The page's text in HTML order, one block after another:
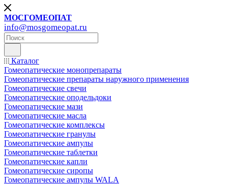
МОСГОМЕОПАТ
info@mosgomeopat.ru
Каталог
Гомеопатические монопрепараты
Гомеопатические препараты наружного применения
Гомеопатические свечи
Гомеопатические оподельдоки
Гомеопатические мази
Гомеопатические масла
Гомеопатические комплексы
Гомеопатические гранулы
Гомеопатические ампулы
Гомеопатические таблетки
Гомеопатические капли
Гомеопатические сиропы
Гомеопатические ампулы WALA